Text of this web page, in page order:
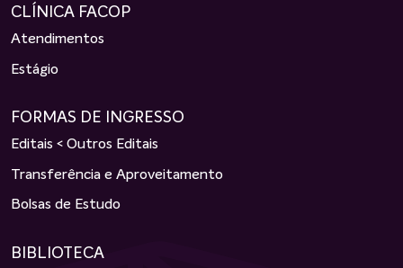
CLÍNICA FACOP
Atendimentos
Estágio
FORMAS DE INGRESSO
Editais < Outros Editais
Transferência e Aproveitamento
Bolsas de Estudo
BIBLIOTECA